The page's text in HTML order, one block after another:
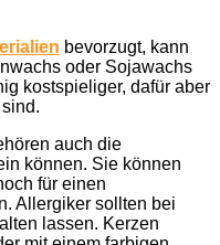
bevorzugt, kann
oder Sojawachs
kostspieliger, dafür aber
auch die
können. Sie können
für einen
Allergiker sollten bei
lassen. Kerzen